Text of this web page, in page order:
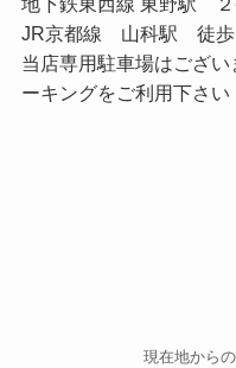
JR京都線 山科駅 徒歩
当店専用駐車場はござ
ーキングをご利用下さい
現在地から